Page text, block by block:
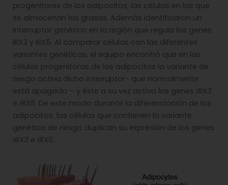
progenitores de los adipocitos, las células en las que
se almacenan las grasas. Además identificaron un
interruptor genético en la región que regula los genes
IRX3 y IRX5. Al comparar células con las diferentes
variantes genéticas, el equipo encontró que en las
células progenitoras de los adipocitos la variante de
riesgo activa dicho interruptor- que normalmente
está apagado – y éste a su vez activa los genes IRX3
e IRX5. De este modo durante la diferenciación de los
adipocitos, las células que contienen la variante
genética de riesgo duplican su expresión de los genes
IRX3 e IRX5.